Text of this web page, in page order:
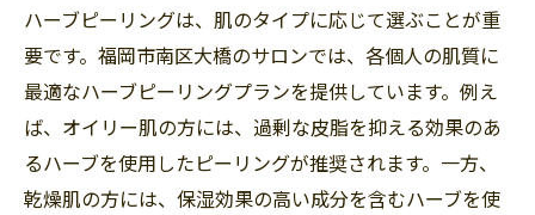
福岡市南区大橋が美肌の聖地になる理由
今後期待される新しいサービスとメニュー
美容業界の未来を変える可能性
福岡市南区大橋のハーブピーリングで新しい美
容常識を築こう
ハーブピーリングは、肌のタイプに応じて選ぶことが重
要です。福岡市南区大橋のサロンでは、各個人の肌質に
最適なハーブピーリングプランを提供しています。例え
ば、オイリー肌の方には、過剰な皮脂を抑える効果のあ
るハーブを使用したピーリングが推奨されます。一方、
乾燥肌の方には、保湿効果の高い成分を含むハーブを使